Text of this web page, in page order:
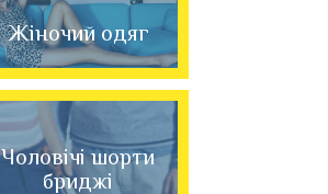
Жіночий одяг
Чоловічі шорти
бриджі